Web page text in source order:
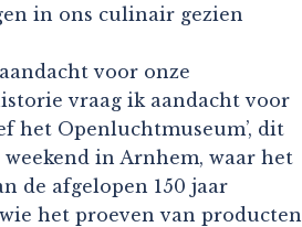
in ons culinair gezien
voor onze
vraag ik aandacht voor
het Openluchtmuseum’, dit
in Arnhem, waar het
de afgelopen 150 jaar
het proeven van producten